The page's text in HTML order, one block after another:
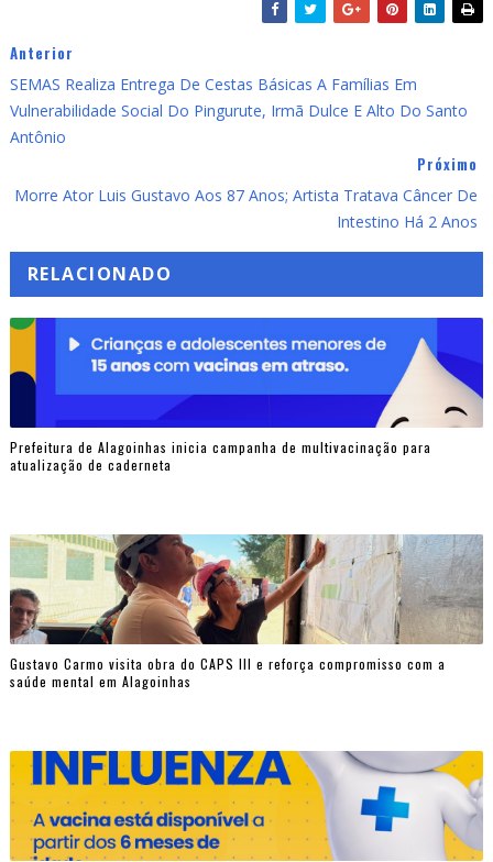
Anterior
SEMAS Realiza Entrega De Cestas Básicas A Famílias Em
Vulnerabilidade Social Do Pingurute, Irmã Dulce E Alto Do Santo
Antônio
Próximo
Morre Ator Luis Gustavo Aos 87 Anos; Artista Tratava Câncer De
Intestino Há 2 Anos
RELACIONADO
Prefeitura de Alagoinhas inicia campanha de multivacinação para
atualização de caderneta
Gustavo Carmo visita obra do CAPS III e reforça compromisso com a
saúde mental em Alagoinhas